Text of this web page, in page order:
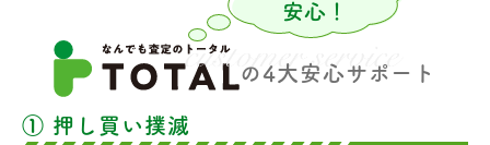
の4大安心サポート
① 押し買い撲滅